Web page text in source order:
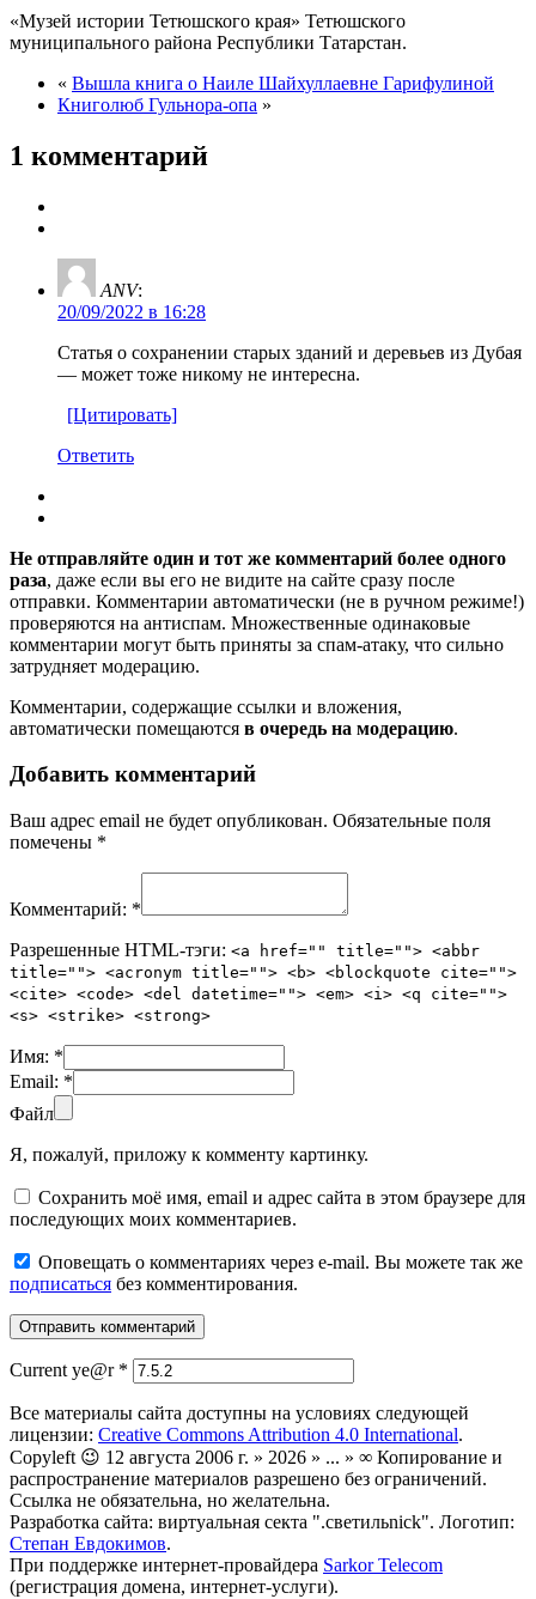
«Музей истории Тетюшского края» Тетюшского
муниципального района Республики Татарстан.
« Вышла книга о Наиле Шайхуллаевне Гарифулиной
Книголюб Гульнора-опа »
1 комментарий
ANV:
20/09/2022 в 16:28
Статья о сохранении старых зданий и деревьев из Дубая
— может тоже никому не интересна.
[Цитировать]
Ответить
Не отправляйте один и тот же комментарий более одного
раза, даже если вы его не видите на сайте сразу после
отправки. Комментарии автоматически (не в ручном режиме!)
проверяются на антиспам. Множественные одинаковые
комментарии могут быть приняты за спам-атаку, что сильно
затрудняет модерацию.
Комментарии, содержащие ссылки и вложения,
автоматически помещаются в очередь на модерацию.
Добавить комментарий
Ваш адрес email не будет опубликован. Обязательные поля
помечены *
Комментарий: *
Разрешенные HTML-тэги: <a href="" title=""> <abbr
title=""> <acronym title=""> <b> <blockquote cite="">
<cite> <code> <del datetime=""> <em> <i> <q cite="">
<s> <strike> <strong>
Имя: *
Email: *
Файл
Я, пожалуй, приложу к комменту картинку.
Сохранить моё имя, email и адрес сайта в этом браузере для
последующих моих комментариев.
Оповещать о комментариях через e-mail. Вы можете так же
подписаться без комментирования.
Current ye@r *
Все материалы сайта доступны на условиях следующей
лицензии: Creative Commons Attribution 4.0 International.
Copyleft 😉 12 августа 2006 г. » 2026 » ... » ∞ Копирование и
распространение материалов разрешено без ограничений.
Ссылка не обязательна, но желательна.
Разработка сайта: виртуальная секта ".светильnick". Логотип:
Степан Евдокимов.
При поддержке интернет-провайдера Sarkor Telecom
(регистрация домена, интернет-услуги).